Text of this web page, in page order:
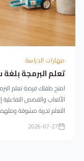
مهارات الدراسة
تعلم البرمجة
امنح طفلك فرصة تعلم
الألعاب والقصص
التعلم تجربة مشوقة
2026-07-27